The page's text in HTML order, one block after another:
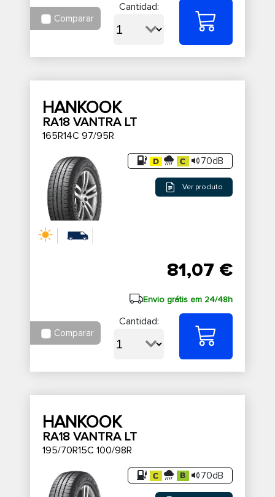
Comparar
Cantidad:
HANKOOK
RA18 VANTRA LT
165R14C 97/95R
70dB
Ver produto
81,07 €
Envio grátis em 24/48h
Comparar
Cantidad:
HANKOOK
RA18 VANTRA LT
195/70R15C 100/98R
70dB